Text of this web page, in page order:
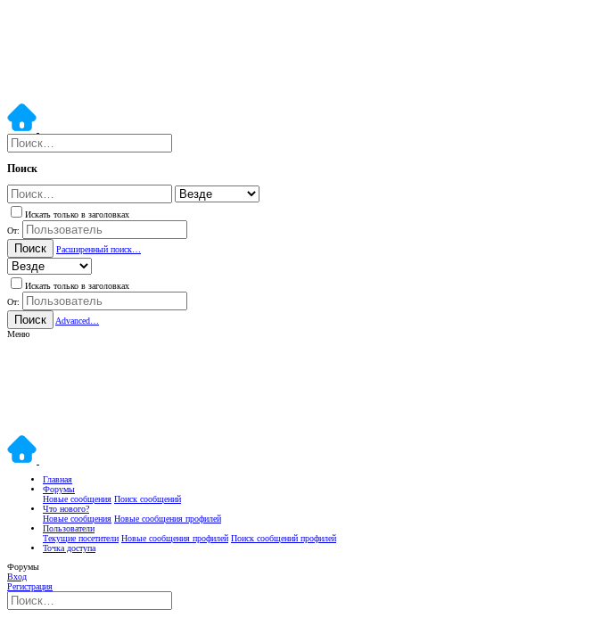
Поиск
Искать только в заголовках
От:
Поиск Расширенный поиск…
Искать только в заголовках
От:
Поиск
Advanced…
Меню
Главная
Форумы
Новые сообщения Поиск сообщений
Что нового?
Новые сообщения Новые сообщения профилей
Пользователи
Текущие посетители Новые сообщения профилей Поиск сообщений профилей
Точка доступа
Форумы
Вход
Регистрация